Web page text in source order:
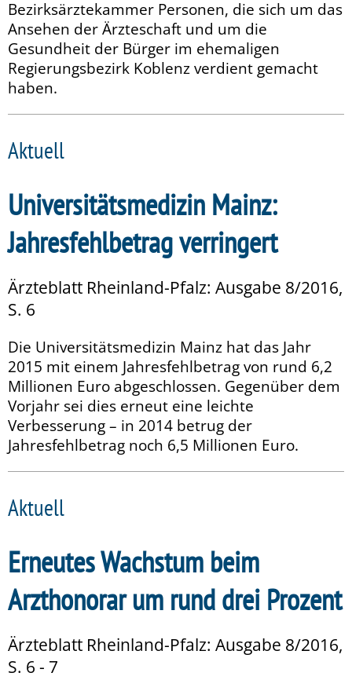
Bezirksärztekammer Personen, die sich um das
Ansehen der Ärzteschaft und um die
Gesundheit der Bürger im ehemaligen
Regierungsbezirk Koblenz verdient gemacht
haben.
Aktuell
Universitätsmedizin Mainz:
Jahresfehlbetrag verringert
Ärzteblatt Rheinland-Pfalz: Ausgabe 8/2016,
S. 6
Die Universitätsmedizin Mainz hat das Jahr
2015 mit einem Jahresfehlbetrag von rund 6,2
Millionen Euro abgeschlossen. Gegenüber dem
Vorjahr sei dies erneut eine leichte
Verbesserung – in 2014 betrug der
Jahresfehlbetrag noch 6,5 Millionen Euro.
Aktuell
Erneutes Wachstum beim
Arzthonorar um rund drei Prozent
Ärzteblatt Rheinland-Pfalz: Ausgabe 8/2016,
S. 6 - 7